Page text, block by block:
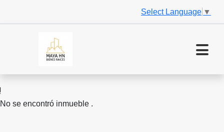
Select Language ▼
No se encontró inmueble .